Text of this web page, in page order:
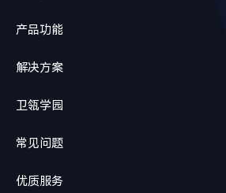
产品功能
解决方案
卫瓴学园
常见问题
优质服务